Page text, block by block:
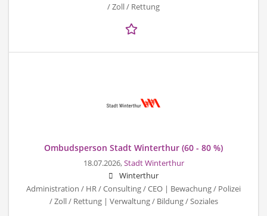
/ Zoll / Rettung
Ombudsperson Stadt Winterthur (60 - 80 %)
18.07.2026,Stadt Winterthur
Winterthur
Administration / HR / Consulting / CEO | Bewachung / Polizei
/ Zoll / Rettung | Verwaltung / Bildung / Soziales